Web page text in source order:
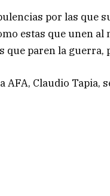
por las que
estas que unen
que paren la
Claudio Tapia,